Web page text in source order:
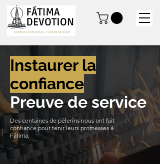
Instaurer la
confiance
Preuve de service
Des centaines de pèlerins nous ont fait
confiance pour tenir leurs promesses à
Fátima.